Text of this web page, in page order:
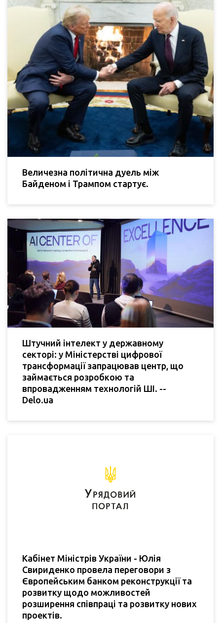
Величезна політична дуель між
Байденом і Трампом стартує.
Штучний інтелект у державному
секторі: у Міністерстві цифрової
трансформації запрацював центр, що
займається розробкою та
впровадженням технологій ШІ. --
Delo.ua
Кабінет Міністрів України - Юлія
Свириденко провела переговори з
Європейським банком реконструкції та
розвитку щодо можливостей
розширення співпраці та розвитку нових
проектів.